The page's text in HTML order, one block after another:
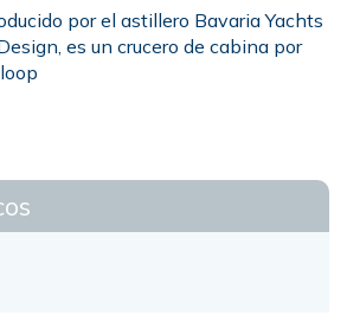
por el astillero Bavaria Yachts
es un crucero de cabina por